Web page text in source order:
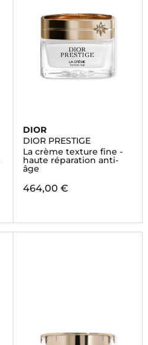
DIOR
DIOR PRESTIGE
La crème texture fine -
haute réparation anti-
âge
464,00 €